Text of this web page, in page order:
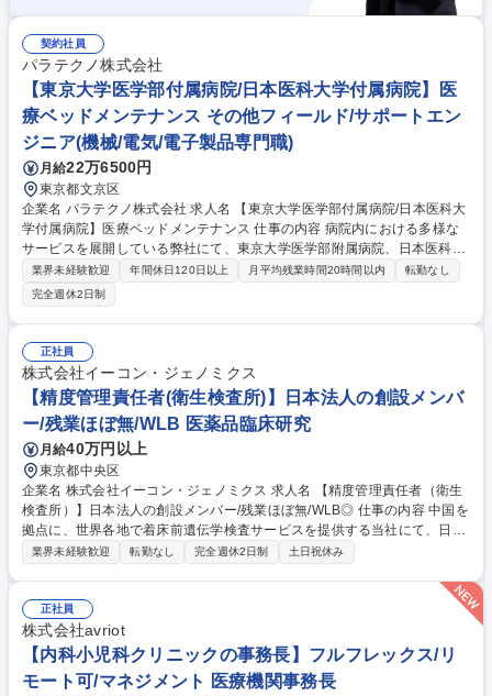
契約社員
パラテクノ株式会社
【東京大学医学部付属病院/日本医科大学付属病院】医
療ベッドメンテナンス その他フィールド/サポートエン
ジニア(機械/電気/電子製品専門職)
月給22万6500円
東京都文京区
企業名 パラテクノ株式会社 求人名 【東京大学医学部付属病院/日本医科大
学付属病院】医療ベッドメンテナンス 仕事の内容 病院内における多様な
サービスを展開している弊社にて、東京大学医学部附属病院、日本医科大
学付属病院兼務で、業務いただきます。※東京大病院:月水金の午後、それ
以外の曜日・時間帯は日医大病院勤務 ■ベッド・サイドレール・テーブ
ル・点滴スタンド・車椅子・歩行器ストレッチャーの修理■車いす・マッ
トレス・ベッド延長フレーム等の搬送及び事務処理■病衣・タオル・オム
ツ・アメニティ類の配布・回収及び発注業務と事務処理■一般個室、特別
個室のレンタル物品修理、修理取次■業務日報・月報作成■病院職員との打
ち合わせ■常駐する病院のニーズ・課題の把握と情報の社内共有活動■常駐
病院への当社サービスの紹介、提案 募集職種 【東京大学医学部付属病院/
日本医科大学付属病院】医療ベッドメンテナンス
業界未経験歓迎 年間休日120日以上 月平均残業時間20時間以内
転勤なし
完全週休2日制
正社員
株式会社イーコン・ジェノミクス
【精度管理責任者(衛生検査所)】日本法人の創設メンバ
ー/残業ほぼ無/WLB 医薬品臨床研究
月給40万円以上
東京都中央区
企業名 株式会社イーコン・ジェノミクス 求人名 【精度管理責任者（衛生
検査所）】日本法人の創設メンバー/残業ほぼ無/WLB◎ 仕事の内容 中国を
拠点に、世界各地で着床前遺伝学検査サービスを提供する当社にて、日本
での事業展開に伴い、精度管理責任者（衛生検査所）を募集します。 【具
に係る責任者業務 ■着床前ゲノム関連検査業務 ※遺伝子関連・染色体検査
の精度の確保に係る責任者を兼務いただきます 【業務内容の変更の範囲】
当社業務全般 募集職種 【精度管理責任者（衛生検査所）】日本法人の創
設メンバー/残業ほぼ無/WLB◎
業界未経験歓迎 転勤なし 完全週休2日制 土日祝休み
正社員
株式会社avriot
【内科小児科クリニックの事務長】フルフレックス/リ
モート可/マネジメント 医療機関事務長